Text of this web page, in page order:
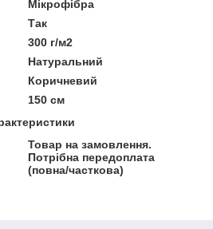
Мікрофібра
Так
300 г/м2
Натуральний
Коричневий
150 см
Товар на замовлення.
Потрібна передоплата
(повна/часткова)